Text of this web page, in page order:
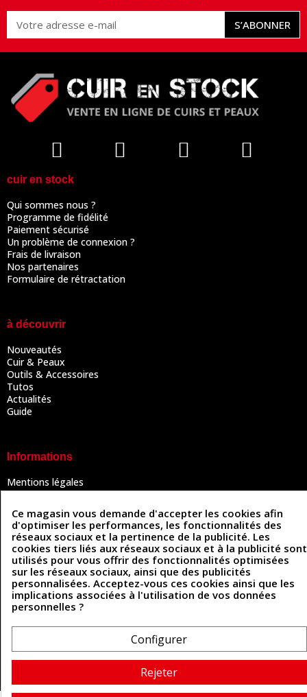
S’ABONNER
cuir en stock
Qui sommes nous ?
Programme de fidélité
Paiement sécurisé
Un problème de connexion ?
Frais de livraison
Nos partenaires
Formulaire de rétractation
à découvrir
Nouveautés
Cuir & Peaux
Outils & Accessoires
Tutos
Actualités
Guide
Informations
Mentions légales
Conditions Générales de Vente
Politique des cookies
Contactez-nous
Coordonnées
493 Chemin de Catougnac
81300 Graulhet
contact@cuirenstock.com
Cuirenstock © 2026 - Une création Quatrys 💙
Ce magasin vous demande d'accepter les cookies afin
d'optimiser les performances, les fonctionnalités des
réseaux sociaux et la pertinence de la publicité. Les
cookies tiers liés aux réseaux sociaux et à la publicité sont
utilisés pour vous offrir des fonctionnalités optimisées
sur les réseaux sociaux, ainsi que des publicités
personnalisées. Acceptez-vous ces cookies ainsi que les
implications associées à l'utilisation de vos données
personnelles ?
Configurer
Rejeter